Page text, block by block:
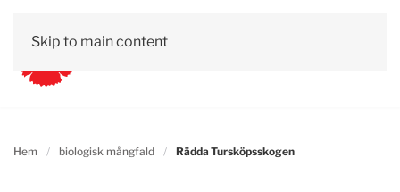
Skip to main content
Hem biologisk mångfald Rädda Tursköpsskogen